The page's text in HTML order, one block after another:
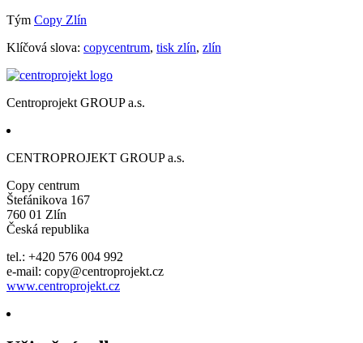
Tým Copy Zlín
Klíčová slova: copycentrum, tisk zlín, zlín
Centroprojekt GROUP a.s.
CENTROPROJEKT GROUP a.s.
Copy centrum
Štefánikova 167
760 01 Zlín
Česká republika
tel.: +420 576 004 992
e-mail: copy@centroprojekt.cz
www.centroprojekt.cz